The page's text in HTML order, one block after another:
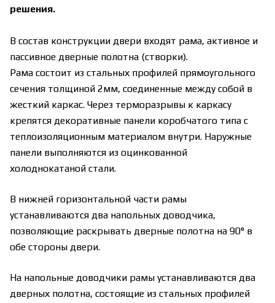
решения.
В состав конструкции двери входят рама, активное и
пассивное дверные полотна (створки).
Рама состоит из стальных профилей прямоугольного
сечения толщиной 2мм, соединенные между собой в
жесткий каркас. Через терморазрывы к каркасу
крепятся декоративные панели коробчатого типа с
теплоизоляционным материалом внутри. Наружные
панели выполняются из оцинкованной
холоднокатаной стали.
В нижней горизонтальной части рамы
устанавливаются два напольных доводчика,
позволяющие раскрывать дверные полотна на 90° в
обе стороны двери.
На напольные доводчики рамы устанавливаются два
дверных полотна, состоящие из стальных профилей